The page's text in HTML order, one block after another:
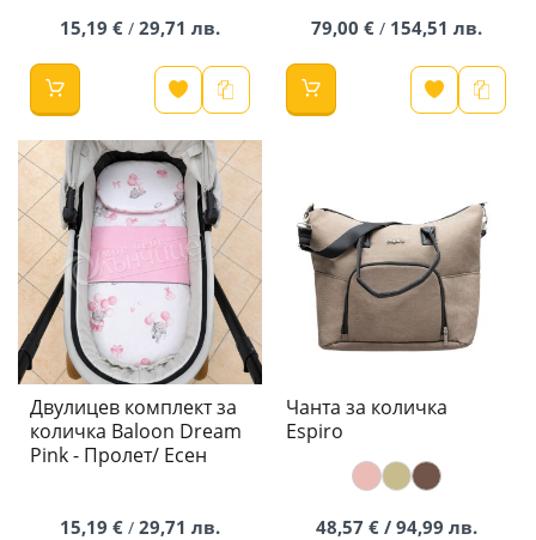
15,19 € / 29,71 лв. 79,00 €/ 154,51 лв.
Двулицев комплект за
количка Baloon Dream
Pink - Пролет/ Есен
15,19 € / 29,71 лв.
Чанта за количка
Espiro
48,57 € / 94,99 лв.